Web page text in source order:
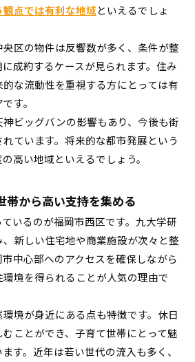
点では有利な地域といえるでしょ
区の物件は反響数が多く、条件が整
成約するケースが見られます。住み
な流動性を重視する方にとっては有
す。
ビッグバンの影響もあり、今後も街
ています。将来的な都市発展という
高い地域といえるでしょう。
帯から高い支持を集める
いるのが福岡市西区です。九大学研
新しい住宅地や商業施設が次々と整
中心部へのアクセスを確保しながら
境を得られることが人気の理由で
境が身近にある点も特徴です。休日
ことができ、子育て世帯にとって魅
す。近年は若い世代の流入も多く、